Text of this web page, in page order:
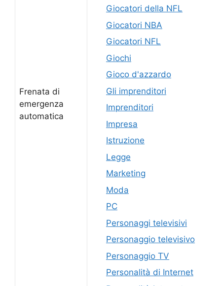
Frenata di
emergenza
automatica
Giocatori della NFL
Giocatori NBA
Giocatori NFL
Giochi
Gioco d'azzardo
Gli imprenditori
Imprenditori
Impresa
Istruzione
Legge
Marketing
Moda
PC
Personaggi televisivi
Personaggio televisivo
Personaggio TV
Personalità di Internet